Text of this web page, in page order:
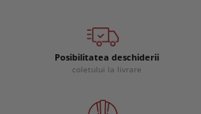
Posibilitatea deschiderii
coletului la livrare